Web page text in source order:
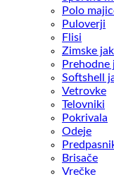
Polo
Puloverji
Flisi
Zimske
Prehodne
Softshell
Vetrovke
Telovniki
Pokrivala
Odeje
Brisače
Vrečke